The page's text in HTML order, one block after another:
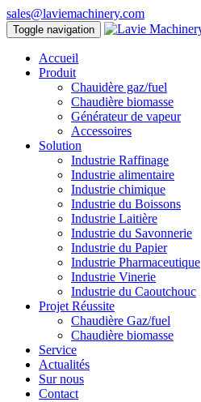
sales@laviemachinery.com
Toggle navigation
Accueil
Produit
Chauidère gaz/fuel
Chaudière biomasse
Générateur de vapeur
Accessoires
Solution
Industrie Raffinage
Industrie alimentaire
Industrie chimique
Industrie du Boissons
Industrie Laitière
Industrie du Savonnerie
Industrie du Papier
Industrie Pharmaceutique
Industrie Vinerie
Industrie du Caoutchouc
Projet Réussite
Chaudière Gaz/fuel
Chaudière biomasse
Service
Actualités
Sur nous
Contact